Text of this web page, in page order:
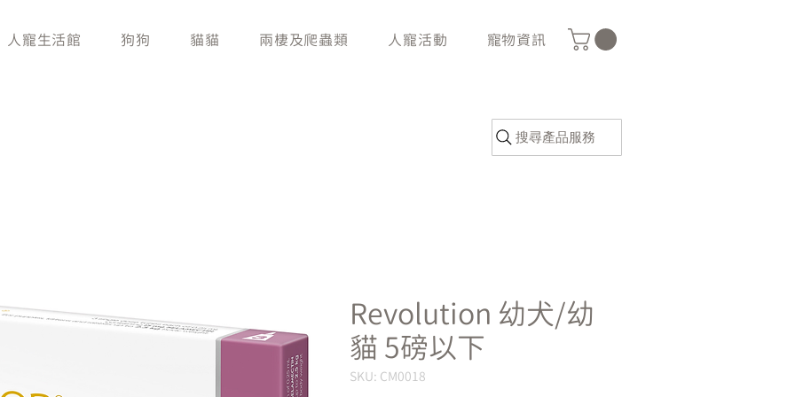
人寵生活館 狗狗 貓貓 兩棲及爬蟲類 人寵活動 寵物資訊
搜尋產品服務
Revolution 幼犬/幼
貓 5磅以下
SKU: CM0018